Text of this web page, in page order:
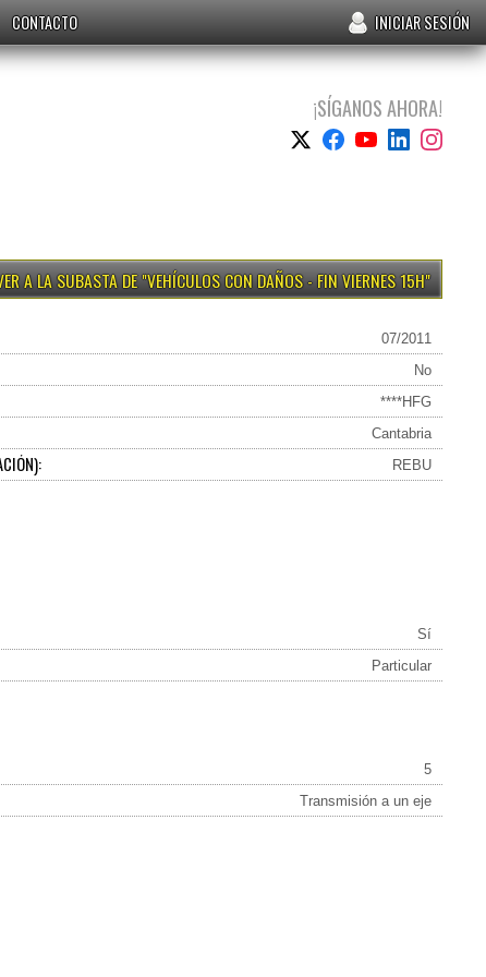
CONTACTO INICIAR SESIÓN
¡SÍGANOS AHORA!
VEHÍCULOS CON DAÑOS - FIN VIERNES 15H
07/2011
No
****HFG
Cantabria
REBU
Sí
Particular
5
Transmisión a un eje